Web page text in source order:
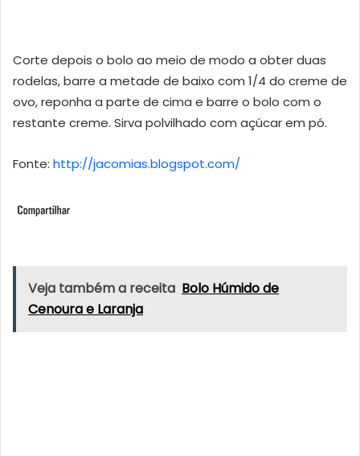
Corte depois o bolo ao meio de modo a obter duas
rodelas, barre a metade de baixo com 1/4 do creme de
ovo, reponha a parte de cima e barre o bolo com o
restante creme. Sirva polvilhado com açúcar em pó.
Fonte: http://jacomias.blogspot.com/
Veja também a receita Bolo Húmido de
Cenoura e Laranja